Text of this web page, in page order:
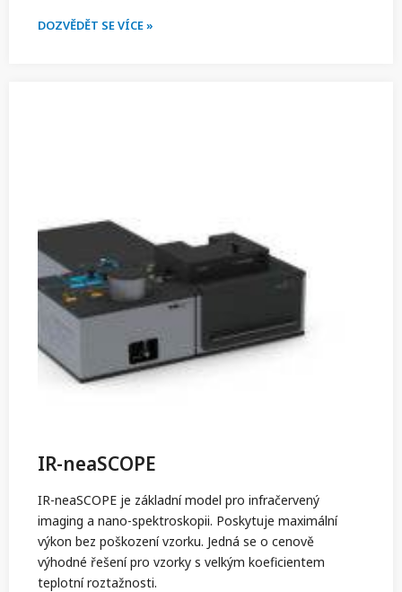
DOZVĚDĚT SE VÍCE »
IR-neaSCOPE
IR-neaSCOPE je základní model pro infračervený
imaging a nano-spektroskopii. Poskytuje maximální
výkon bez poškození vzorku. Jedná se o cenově
výhodné řešení pro vzorky s velkým koeficientem
teplotní roztažnosti.